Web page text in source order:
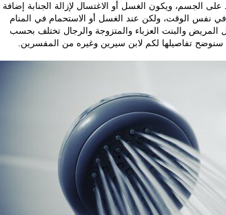
على الجسم، ويكون الغسل أو الاغتسال لإزالة الجنابة إضافة
نفس الوقت، ولكن عند الغسل أو الاستحمام في المنام
المريض والبنت العزباء والمتزوجة والرجال تختلف بحسب
سنوضح تفاصيلها لكم لابن سيرين وغيره من المفسرين.